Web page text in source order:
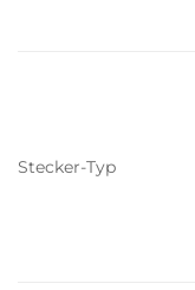
Stecker-Typ